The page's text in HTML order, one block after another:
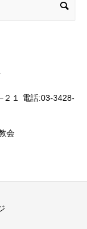
２１ 電話:03-3428-
会